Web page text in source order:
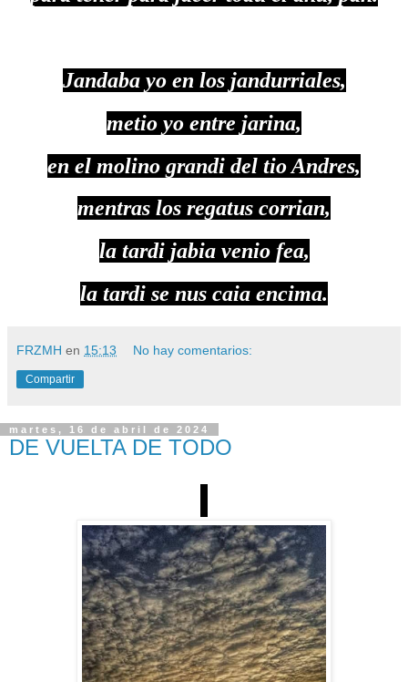
Jandaba yo en los jandurriales,
metio yo entre jarina,
en el molino grandi del tio Andres,
mentras los regatus corrian,
la tardi jabia venio fea,
la tardi se nus caia encima.
FRZMH en 15:13 No hay comentarios:
Compartir
martes, 16 de abril de 2024
DE VUELTA DE TODO